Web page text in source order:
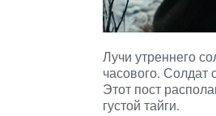
Лучи утреннего
часового. Солдат
Этот пост
густой тайги.